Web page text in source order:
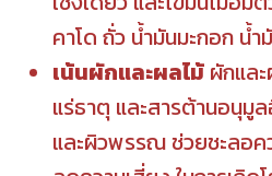
คาโด ถั่ว น้ำมันมะกอก น้ำ
เน้นผักและผลไม้ ผักแล
แร่ธาตุ และสารต้านอนุมู
และผิวพรรณ ช่วยชะลอค